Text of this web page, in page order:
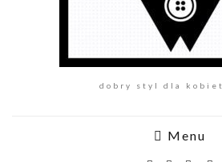
dobry styl dla kobiet
Menu